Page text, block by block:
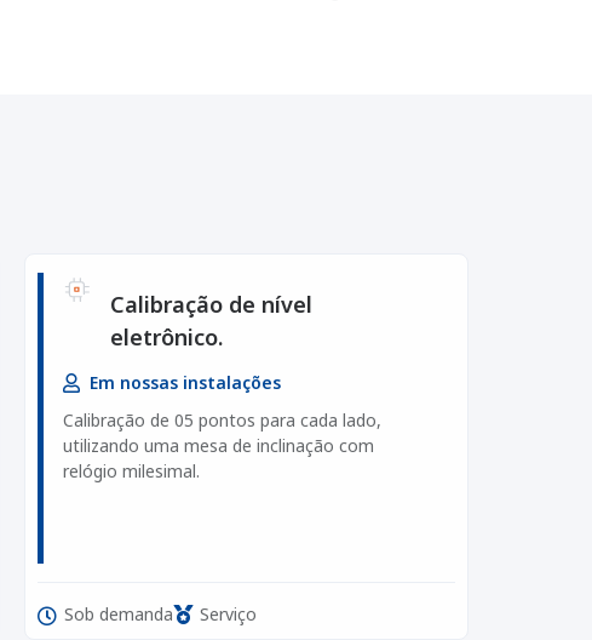
Calibração de nível
eletrônico.
Em nossas instalações
Calibração de 05 pontos para cada lado,
utilizando uma mesa de inclinação com
relógio milesimal.
Sob demanda Serviço